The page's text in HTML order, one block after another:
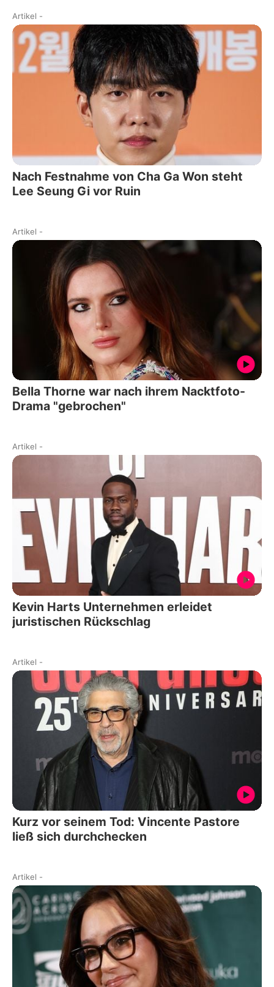
Artikel -
Nach Festnahme von Cha Ga Won steht
Lee Seung Gi vor Ruin
Artikel -
Bella Thorne war nach ihrem Nacktfoto-
Drama "gebrochen"
Artikel -
Kevin Harts Unternehmen erleidet
juristischen Rückschlag
Artikel -
Kurz vor seinem Tod: Vincente Pastore
ließ sich durchchecken
Artikel -